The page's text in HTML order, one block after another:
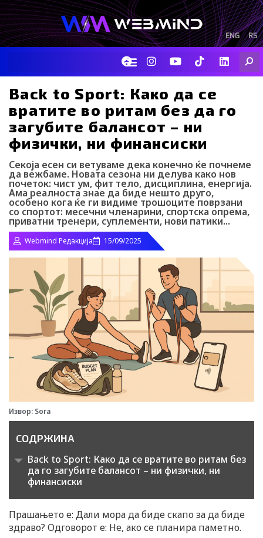
Skip
to
content
RS
ENG
F
a
c
e
b
o
o
k
I
n
s
a
g
r
a
m
Y
o
u
u
b
e
I
c
o
t
i
k
-
t
i
k
t
o
k
-
i
c
L
i
n
d
Back to Sport: Како да се
вратите во ритам без да го
загубите балансот – ни
физички, ни финансиски
Секоја есен си ветуваме дека конечно ќе почнеме
да вежбаме. Новата сезона ни делува како нов
почеток: чист ум, фит тело, дисциплина, енергија.
Ама реалноста знае да биде нешто друго,
особено кога ќе ги видиме трошоците поврзани
со спортот: месечни членарини, спортска опрема,
приватни тренери, суплементи, нови патики...
Webmind Редакција 15/09/2025
Извор: Sora
СОДРЖИНА
Back to Sport: Како да се вратите во ритам без
да го загубите балансот – ни физички, ни
финансиски
Прашањето е: Дали мора да биде скапо за да биде
здраво? Одговорот е: Не, ако се планира паметно.